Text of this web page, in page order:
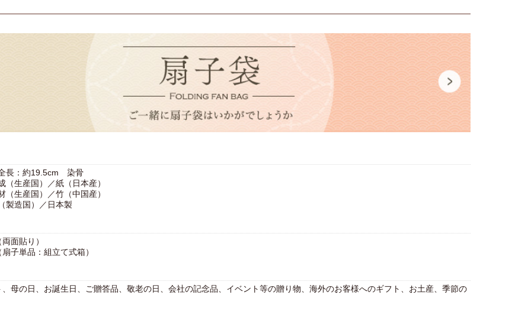
※単品扇子（扇子袋なし）をお買い上げの方には、無料で差
紙袋は、2024年2月1日～有料とさせていただきます。
ご利用枚数分別途ご注文をお願いいたします。
●手提げ紙袋…1枚 110円（税込）
■包装は無料でご用意致します。
※リボン掛けは行っておりません。
大切な方にお喜びいただけるよう、丁寧に心を込めて
お包みいたします。
えひろ)」とされるのが多いです。扇を広げた形が末広がりを
意味し、幸せが末永く続きくようにという縁起の良い言葉で
す。
お支払いに会員ポイントを使用した場合、ポイントを差し引
いた金額で領収書を発行いたします。
※ご注文者様とお届け先様が異なる場合でも、領収書の発行
は可能です。
原本を郵送または、メールで PDF ファイルを添付してお送
りいたしますので、備考欄にご記入ください。
＜ 銀行振込 ＞
各金融機関から発行された「振込証明書 (受領書)」をもって
領収書に代えさせていただきます。
ていただきます。
長：約19.5cm 染骨
（生産国）／紙（日本産）
（生産国）／竹（中国産）
製造国）／日本製
面貼り）
子単品：組立て式箱）
、母の日、お誕生日、ご贈答品、敬老の日、会社の記念品、イベント等の贈り物、海外のお客様へのギフト、お土産、季節の